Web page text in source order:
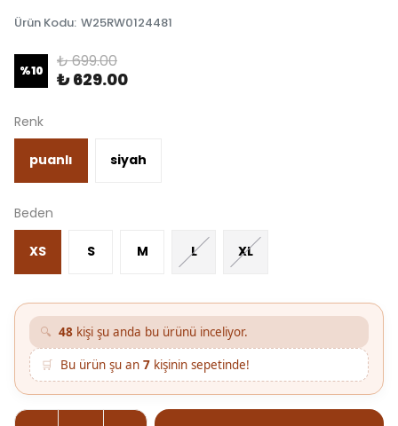
Ürün Kodu: W25RW0124481
%10 ₺ 699.00
₺ 629.00
Renk
puanlı siyah
Beden
XS S M L XL
🔍 48 kişi şu anda bu ürünü inceliyor.
🛒 Bu ürün şu an 7 kişinin sepetinde!